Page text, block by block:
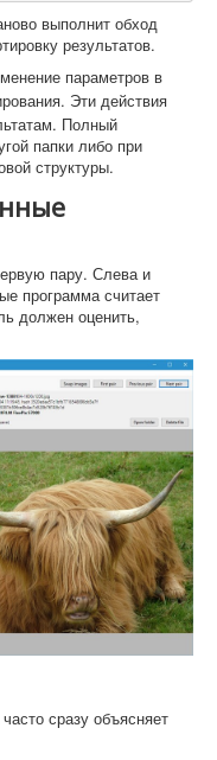
выполнит обход
результатов.
параметров в
Эти действия
Полный
папки либо при
структуры.
пару. Слева и
программа считает
должен оценить,
сразу объясняет